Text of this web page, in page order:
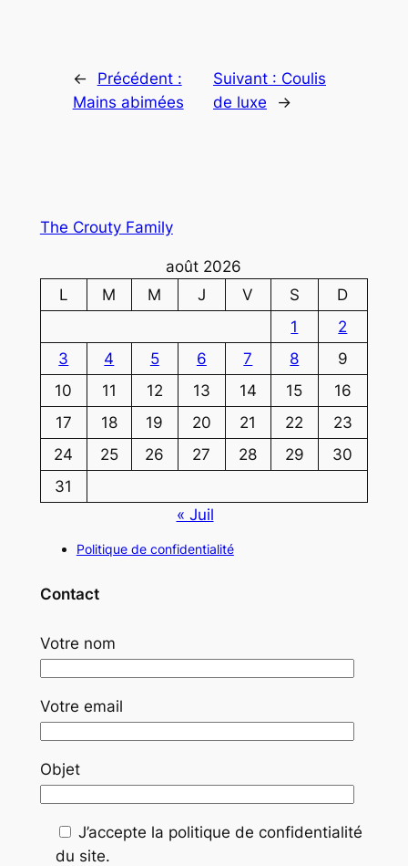
←
Précédent :
Mains abimées
Suivant : Coulis
de luxe
→
The Crouty Family
août 2026
L
M M J V S
D
1
2
3
4 5 6 7 8
9
10
11 12 13 14 15
16
17
18 19 20 21 22
23
24
25 26 27 28 29
30
31
« Juil
Politique de confidentialité
Contact
Votre nom
Votre email
Objet
J’accepte la politique de confidentialité
du site.